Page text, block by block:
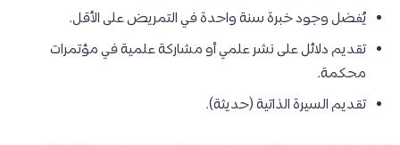
يُفضل وجود خبرة سنة واحدة في التمريض على الأقل.
تقديم دلائل على نشر علمي أو مشاركة علمية في مؤتمرات
محكمة.
تقديم السيرة الذاتية (حديثة).​